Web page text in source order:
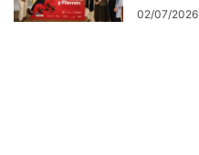
02/07/2026